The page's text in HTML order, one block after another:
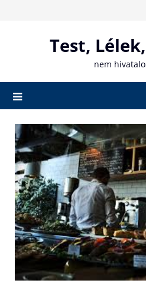
Test,
nem